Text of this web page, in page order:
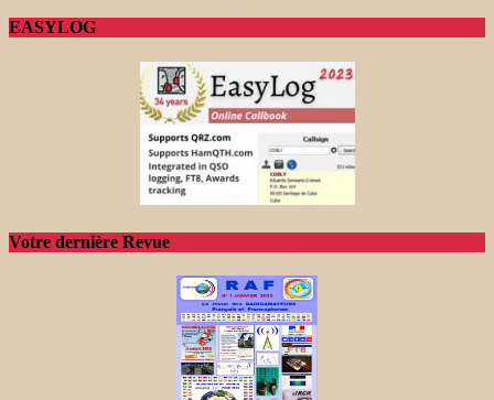
EASYLOG
Votre dernière Revue